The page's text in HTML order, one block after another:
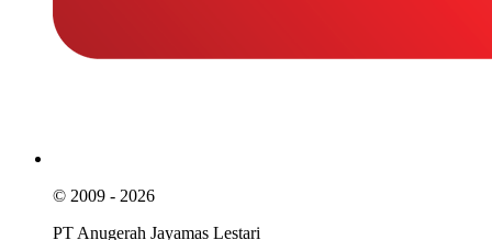
© 2009 - 2026
PT Anugerah Jayamas Lestari